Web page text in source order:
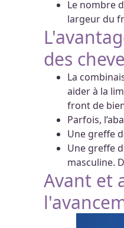
Le nombre
largeur du
des
La
aider à la
front de
Parfois,
Une greffe
Une greffe
masculine.
Avant et